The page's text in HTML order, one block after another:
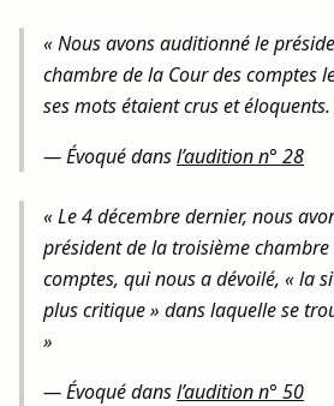
« Nous avons auditionné le
chambre de la Cour des comptes
ses mots étaient crus et éloquents.
— Évoqué dansl’audition n° 28
« Le 4 décembre dernier, nous
président de la troisième chambre
comptes, qui nous a dévoilé, « la
plus critique » dans laquelle se
»
— Évoqué dansl’audition n° 50